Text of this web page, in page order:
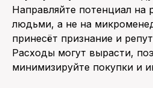
Направляйте потенциал на
людьми, а не на
принесёт признание и
Расходы могут вырасти,
минимизируйте покупки и